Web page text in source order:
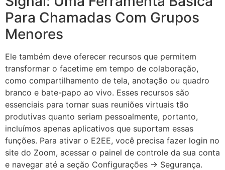
Para Chamadas Com Grupos
Menores
Ele também deve oferecer recursos que permitem
transformar o facetime em tempo de colaboração,
como compartilhamento de tela, anotação ou quadro
branco e bate-papo ao vivo. Esses recursos são
essenciais para tornar suas reuniões virtuais tão
produtivas quanto seriam pessoalmente, portanto,
incluímos apenas aplicativos que suportam essas
funções. Para ativar o E2EE, você precisa fazer login no
site do Zoom, acessar o painel de controle da sua conta
e navegar até a seção Configurações → Segurança.